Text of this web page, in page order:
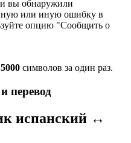
вы обнаружили
или иную ошибку в
опцию "Сообщить о
5000 символов за один раз.
перевод
испанский ↔